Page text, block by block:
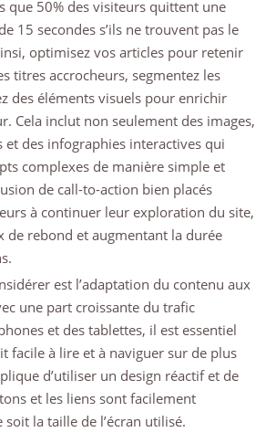
que 50% des visiteurs quittent une
15 secondes s’ils ne trouvent pas le
optimisez vos articles pour retenir
titres accrocheurs, segmentez les
des éléments visuels pour enrichir
Cela inclut non seulement des images,
et des infographies interactives qui
complexes de manière simple et
de call-to-action bien placés
à continuer leur exploration du site,
de rebond et augmentant la durée
est l’adaptation du contenu aux
une part croissante du trafic
et des tablettes, il est essentiel
facile à lire et à naviguer sur de plus
d’utiliser un design réactif et de
et les liens sont facilement
la taille de l’écran utilisé.